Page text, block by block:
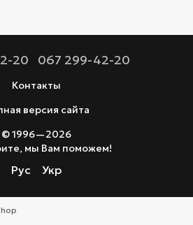
20 067 299-42-20
Контакты
версия сайта
© 1996—2026
мы Вам поможем!
Рус Укр